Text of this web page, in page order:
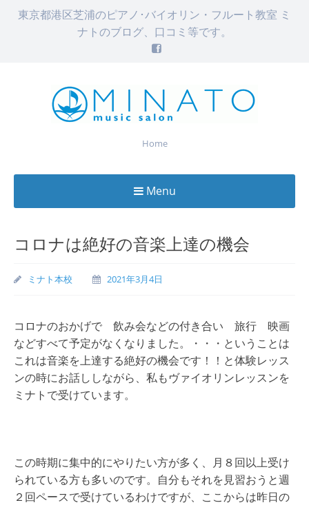
東京都港区芝浦のピアノ･バイオリン・フルート教室 ミ
ナトのブログ、口コミ等です。
Home
Menu
content
コロナは絶好の音楽上達の機会
ミナト本校 2021年3月4日
コロナのおかげで 飲み会などの付き合い 旅行 映画
などすべて予定がなくなりました。・・・ということは
これは音楽を上達する絶好の機会です！！と体験レッス
ンの時にお話ししながら、私もヴァイオリンレッスンを
ミナトで受けています。
この時期に集中的にやりたい方が多く、月８回以上受け
られている方も多いのです。自分もそれを見習おうと週
２回ペースで受けているわけですが、ここからは昨日の